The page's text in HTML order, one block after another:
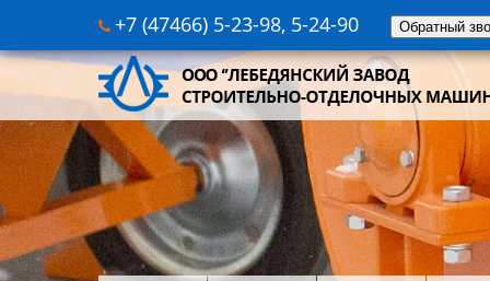
+7 (47466) 5-23-98, 5-24-90 Обратный